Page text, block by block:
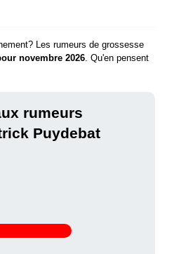
Les rumeurs de grossesse
novembre 2026 . Qu'en pensent
rumeurs
Puydebat